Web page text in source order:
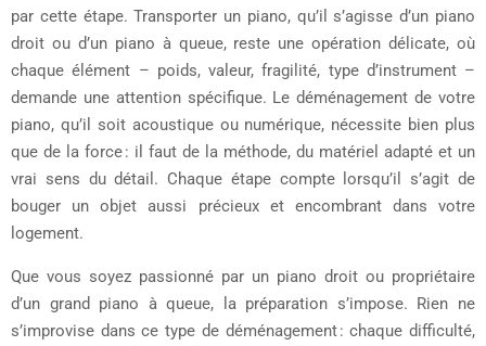
par cette étape. Transporter un piano, qu’il s’agisse d’un piano
droit ou d’un piano à queue, reste une opération délicate, où
chaque élément – poids, valeur, fragilité, type d’instrument –
demande une attention spécifique. Le déménagement de votre
piano, qu’il soit acoustique ou numérique, nécessite bien plus
que de la force : il faut de la méthode, du matériel adapté et un
vrai sens du détail. Chaque étape compte lorsqu’il s’agit de
bouger un objet aussi précieux et encombrant dans votre
logement.
Que vous soyez passionné par un piano droit ou propriétaire
d’un grand piano à queue, la préparation s’impose. Rien ne
s’improvise dans ce type de déménagement : chaque difficulté,